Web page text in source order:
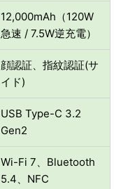
12,000mAh（120W
急速 / 7.5W逆充電）
顔認証、指紋認証(サ
イド)
USB Type-C 3.2
Gen2
Wi-Fi 7、Bluetooth
5.4、NFC